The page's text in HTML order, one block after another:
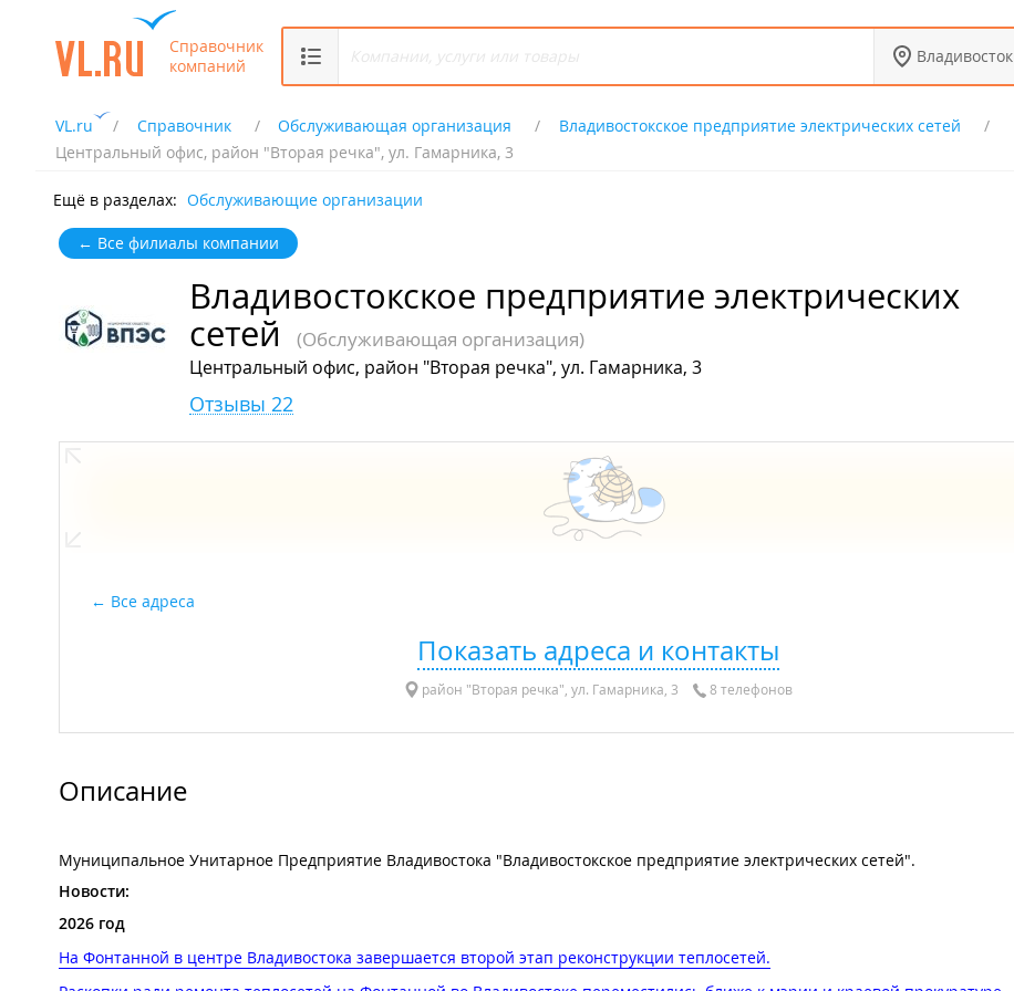
Справочник
компаний
Владивосток
VL.ru Справочник Обслуживающая организация
Владивостокское предприятие электрических сетей
Центральный офис, район "Вторая речка", ул. Гамарника, 3
Ещё в разделах: Обслуживающие организации
← Все филиалы компании
Владивостокское предприятие электрических
сетей
(Обслуживающая организация)
Центральный офис, район "Вторая речка", ул. Гамарника, 3
Отзывы 22
Все адреса
Показать адреса и контакты
район "Вторая речка", ул. Гамарника, 3 8 телефонов
Описание
Муниципальное Унитарное Предприятие Владивостока "Владивостокское предприятие электрических сетей".
Новости:
2026 год
На Фонтанной в центре Владивостока завершается второй этап реконструкции теплосетей​.